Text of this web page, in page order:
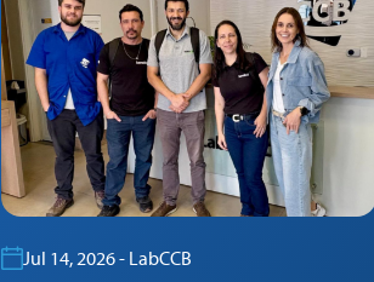
Jul 14, 2026 - LabCCB